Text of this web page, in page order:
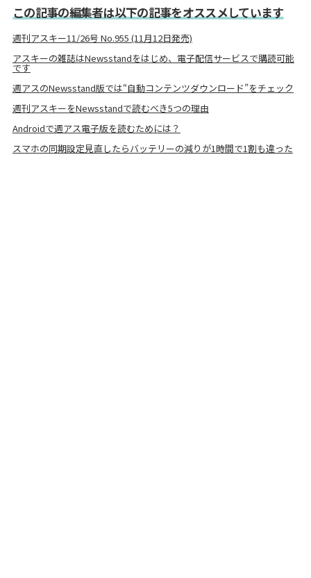
この記事の編集者は以下の記事をオススメしています
週刊アスキー11/26号 No.955 (11月12日発売)
アスキーの雑誌はNewsstandをはじめ、電子配信サービスで購読可能
です
週アスのNewsstand版では“自動コンテンツダウンロード”をチェック
週刊アスキーをNewsstandで読むべき5つの理由
Androidで週アス電子版を読むためには？
スマホの同期設定見直したらバッテリーの減りが1時間で1割も違った